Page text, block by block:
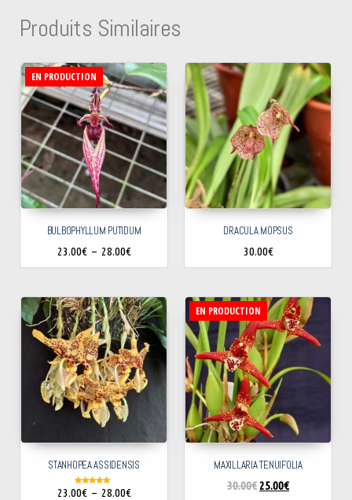
Produits Similaires
EN PRODUCTION
BULBOPHYLLUM PUTIDUM
23.00€ – 28.00€
DRACULA MOPSUS
30.00€
STANHOPEA ASSIDENSIS
Note
23.00€ – 28.00€
EN PRODUCTION
MAXILLARIA TENUIFOLIA
30.00€25.00€